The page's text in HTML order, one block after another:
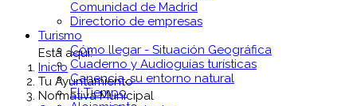
Comunidad de Madrid
Directorio de empresas
Turismo
Cómo llegar - Situación Geográfica
Cuaderno y Audioguías turísticas
Canencia, su entorno natural
El Tiempo
Está aquí:
Inicio
Tu Ayuntamiento
Normativa Municipal